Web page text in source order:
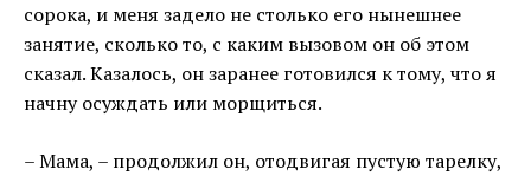
сорока, и меня задело не столько его нынешнее
занятие, сколько то, с каким вызовом он об этом
сказал. Казалось, он заранее готовился к тому, что я
начну осуждать или морщиться.
– Мама, – продолжил он, отодвигая пустую тарелку,